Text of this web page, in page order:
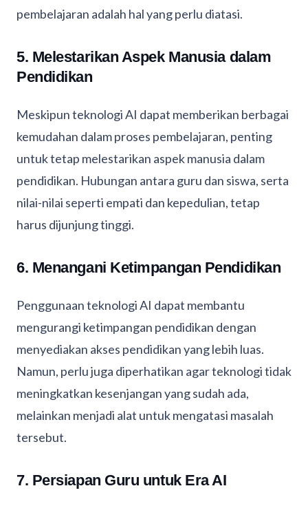
pembelajaran adalah hal yang perlu diatasi.
5. Melestarikan Aspek Manusia dalam
Pendidikan
Meskipun teknologi AI dapat memberikan berbagai
kemudahan dalam proses pembelajaran, penting
untuk tetap melestarikan aspek manusia dalam
pendidikan. Hubungan antara guru dan siswa, serta
nilai-nilai seperti empati dan kepedulian, tetap
harus dijunjung tinggi.
6. Menangani Ketimpangan Pendidikan
Penggunaan teknologi AI dapat membantu
mengurangi ketimpangan pendidikan dengan
menyediakan akses pendidikan yang lebih luas.
Namun, perlu juga diperhatikan agar teknologi tidak
meningkatkan kesenjangan yang sudah ada,
melainkan menjadi alat untuk mengatasi masalah
tersebut.
7. Persiapan Guru untuk Era AI